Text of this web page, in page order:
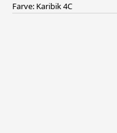
Farve: Karibik 4C